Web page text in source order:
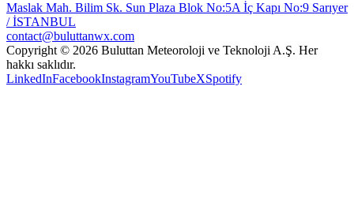
Maslak Mah. Bilim Sk. Sun Plaza Blok No:5A İç Kapı No:9 Sarıyer
/ İSTANBUL
contact@buluttanwx.com
Copyright © 2026 Buluttan Meteoroloji ve Teknoloji A.Ş. Her
hakkı saklıdır.
LinkedInFacebookInstagramYouTubeXSpotify